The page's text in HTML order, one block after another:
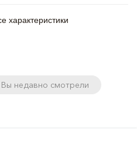
характеристики
Вы недавно смотрели